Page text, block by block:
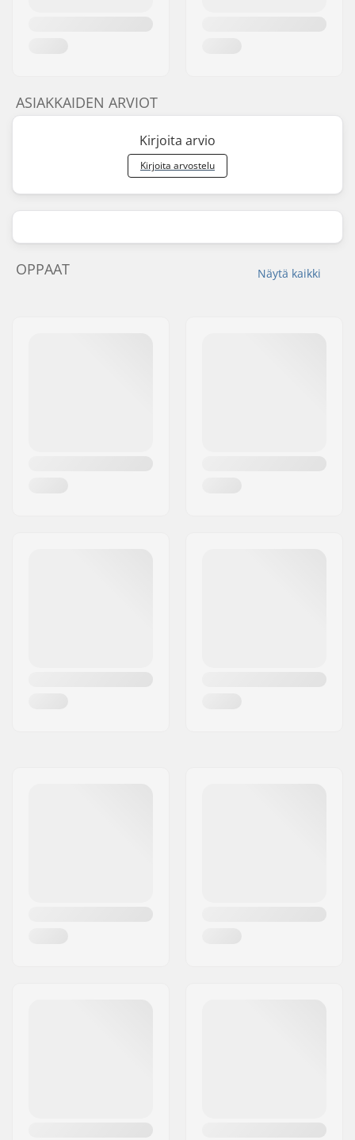
ASIAKKAIDEN ARVIOT
Kirjoita arvio
Kirjoita arvostelu
Näytä kaikki
OPPAAT